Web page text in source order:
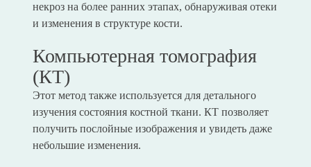
некроз на более ранних этапах, обнаруживая отеки
и изменения в структуре кости.
Компьютерная томография
(КТ)
Этот метод также используется для детального
изучения состояния костной ткани. КТ позволяет
получить послойные изображения и увидеть даже
небольшие изменения.